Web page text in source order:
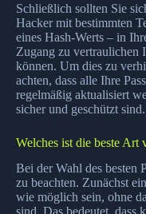
Schließlich sollten Sie
Hacker mit bestimmten
eines Hash-Werts – in
Zugang zu vertraulichen
können. Um dies zu
achten, dass alle Ihre
regelmäßig aktualisiert
sicher und geschützt sind.
Welches ist die beste Art
Bei der Wahl des besten
zu beachten. Zunächst
wie möglich sein, ohne